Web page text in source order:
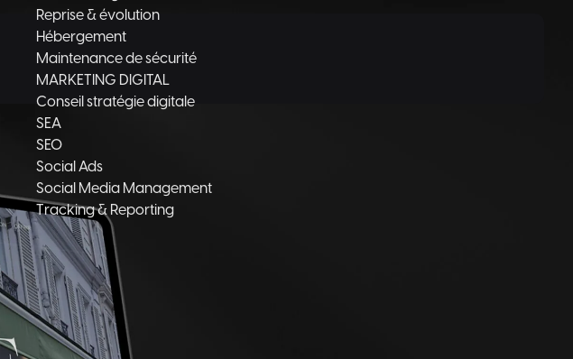
Reprise & évolution
Hébergement
Maintenance de sécurité
MARKETING DIGITAL
Conseil stratégie digitale
SEA
SEO
Social Ads
Social Media Management
Tracking & Reporting